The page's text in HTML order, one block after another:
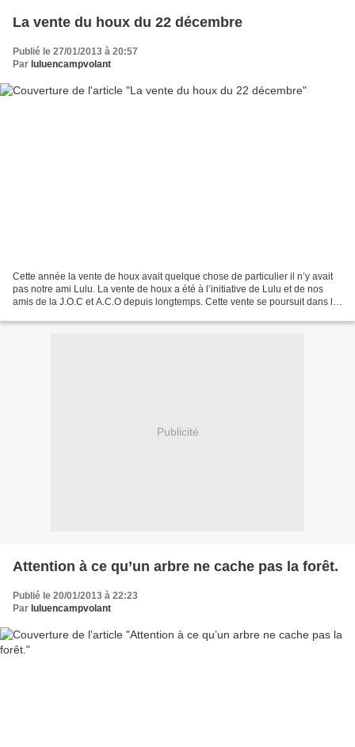
La vente du houx du 22 décembre
Publié le 27/01/2013 à 20:57
Par luluencampvolant
Cette année la vente de houx avait quelque chose de particulier il n’y avait
pas notre ami Lulu. La vente de houx a été à l’initiative de Lulu et de nos
amis de la J.O.C et A.C.O depuis longtemps. Cette vente se poursuit dans la
Publicité
Attention à ce qu’un arbre ne cache pas la forêt.
Publié le 20/01/2013 à 22:23
Par luluencampvolant